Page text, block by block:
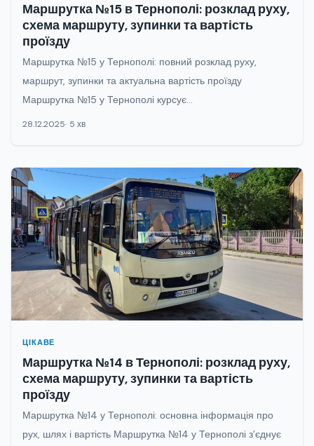
Маршрутка №15 в Тернополі: розклад руху,
схема маршруту, зупинки та вартість
проїзду
Маршрутка №15 у Тернополі: повний розклад руху,
маршрут, зупинки та актуальна вартість проїзду
Маршрутка №15 у Тернополі курсує...
28.12.2025 5 хв
ЦІКАВЕ
Маршрутка №14 в Тернополі: розклад руху,
схема маршруту, зупинки та вартість
проїзду
Маршрутка №14 у Тернополі: основна інформація про
рух, шлях і вартість Маршрутка №14 у Тернополі з’єднує